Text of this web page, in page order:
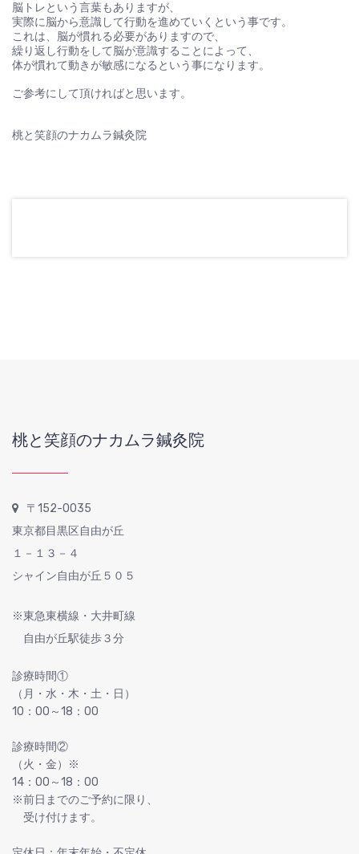
脳トレという言葉もありますが、
実際に脳から意識して行動を進めていくという事です。
これは、脳が慣れる必要がありますので、
繰り返し行動をして脳が意識することによって、
体が慣れて動きが敏感になるという事になります。
ご参考にして頂ければと思います。
桃と笑顔のナカムラ鍼灸院
桃と笑顔のナカムラ鍼灸院
〒152-0035
東京都目黒区自由が丘
１－１３－４
シャイン自由が丘５０５
※東急東横線・大井町線
自由が丘駅徒歩３分
診療時間①
（月・水・木・土・日）
10：00～18：00
診療時間②
（火・金）※
14：00～18：00
※前日までのご予約に限り、
受け付けます。